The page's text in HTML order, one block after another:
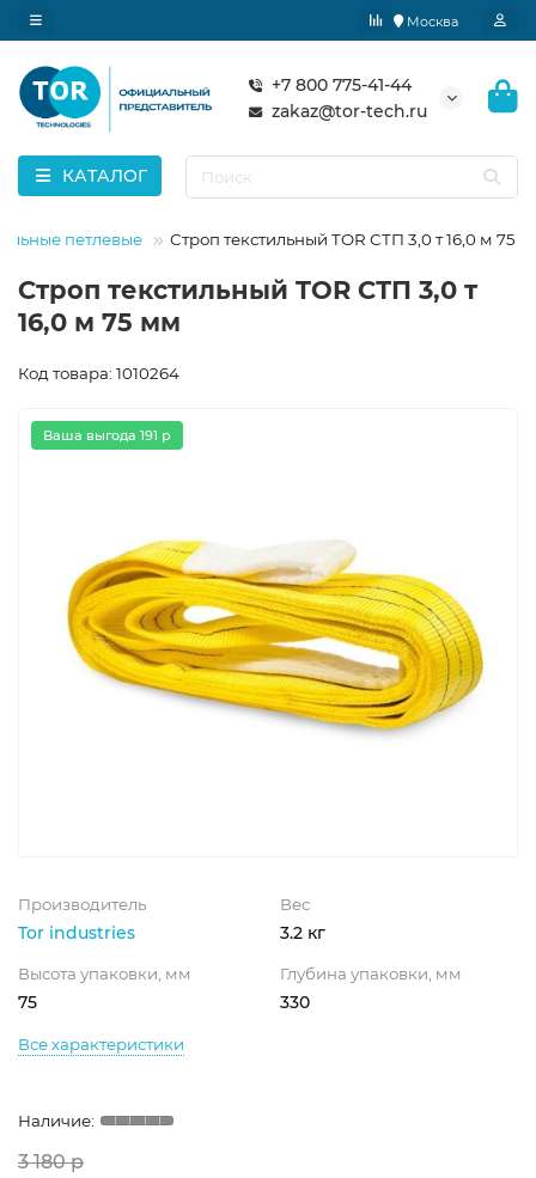
Москва
+7 800 775-41-44
zakaz@tor-tech.ru
КАТАЛОГ
петлевые Строп текстильный TOR СТП 3,0 т 16,0 м 75
Строп текстильный TOR СТП 3,0 т
16,0 м 75 мм
Код товара: 1010264
Ваша выгода 191 р
Производитель
Tor industries
Вес
3.2 кг
Высота упаковки, мм
75
Глубина упаковки, мм
330
Все характеристики
3 180 р